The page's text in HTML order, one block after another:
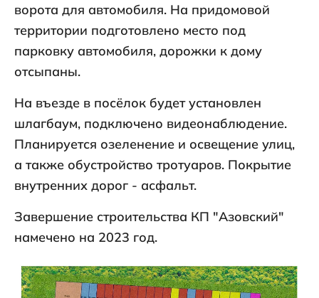
ворота для автомобиля. На придомовой
территории подготовлено место под
парковку автомобиля, дорожки к дому
отсыпаны.
На въезде в посёлок будет установлен
шлагбаум, подключено видеонаблюдение.
Планируется озеленение и освещение улиц,
а также обустройство тротуаров. Покрытие
внутренних дорог - асфальт.
Завершение строительства КП "Азовский"
намечено на 2023 год.